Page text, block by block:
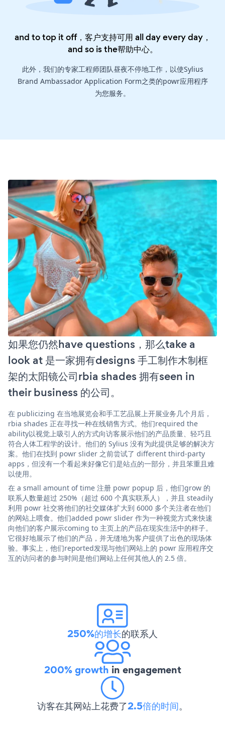
and to top it off，客户支持可用 all day every day，
and so is the帮助中心。
此外，我们的专家工程师团队昼夜不停地工作，以使Sylius
Brand Ambassador Application Form之类的powr应用程序
为您服务。
如果您仍然have questions，那么take a
look at 是一家拥有designs 手工制作木制框
架的太阳镜公司rbia shades 拥有seen in
their business 的公司。
在 publicizing 在当地展览会和手工艺品展上开展业务几个月后，
rbia shades 正在寻找一种在线销售方式。他们required the
ability以视觉上吸引人的方式向访客展示他们的产品质量、轻巧且
符合人体工程学的设计。他们的 Sylius 没有为此提供足够的解决方
案。他们在找到 powr slider 之前尝试了 different third-party
apps，但没有一个看起来好像它们是站点的一部分，并且笨重且难
以使用。
在 a small amount of time 注册 powr popup 后，他们grow 的
联系人数量超过 250%（超过 600 个真实联系人），并且 steadily
利用 powr 社交将他们的社交媒体扩大到 6000 多个关注者在他们
的网站上喂食。他们added powr slider 作为一种视觉方式来快速
向他们的客户展示coming to 主页上的产品在现实生活中的样子。
它很好地展示了他们的产品，并无缝地为客户提供了出色的现场体
验。事实上，他们reported发现与他们网站上的 powr 应用程序交
互的访问者的参与时间是他们网站上任何其他人的 2.5 倍。
250%的增长的联系人
200% growth in engagement
访客在其网站上花费了2.5倍的时间。